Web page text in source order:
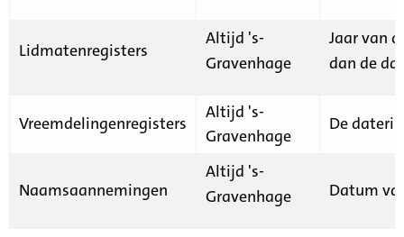
Lidmatenregisters
Altijd 's-
Gravenhage
Jaar van
dan de
Vreemdelingenregisters
Altijd 's-
Gravenhage
De
Naamsaannemingen
Altijd 's-
Gravenhage
Datum